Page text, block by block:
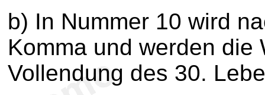
b) In Nummer 10 wird
Komma und werden
Vollendung des 30.